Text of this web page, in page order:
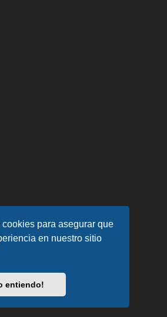
para asegurar que
en nuestro sitio
entiendo!